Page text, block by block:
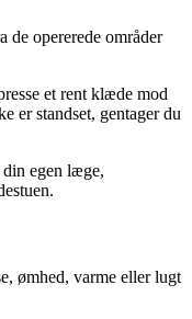
de opererede områder
et rent klæde mod
er standset, gentager du
egen læge,
ømhed, varme eller lugt